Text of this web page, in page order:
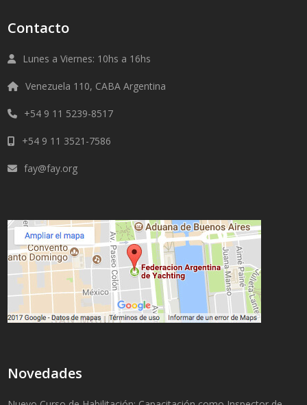
Contacto
Lunes a Viernes: 10hs a 16hs
Venezuela 110, CABA Argentina
+54 9 11 5239-8517
+54 9 11 3521-7586
fay@fay.org
Novedades